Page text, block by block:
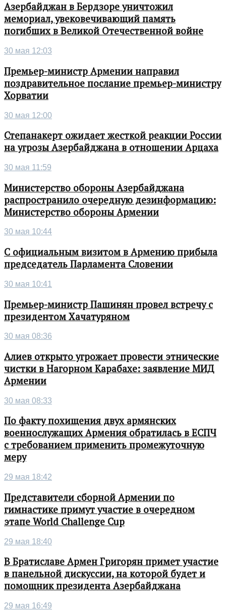
Азербайджан в Бердзоре уничтожил
мемориал, увековечивающий память
погибших в Великой Отечественной войне
30 мая 12:03
Премьер-министр Армении направил
поздравительное послание премьер-министру
Хорватии
30 мая 12:00
Степанакерт ожидает жесткой реакции России
на угрозы Азербайджана в отношении Арцаха
30 мая 11:59
Министерство обороны Азербайджана
распространило очередную дезинформацию:
Министерство обороны Армении
30 мая 10:44
С официальным визитом в Армению прибыла
председатель Парламента Словении
30 мая 10:41
Премьер-министр Пашинян провел встречу с
президентом Хачатуряном
30 мая 08:36
Алиев открыто угрожает провести этнические
чистки в Нагорном Карабахе: заявление МИД
Армении
30 мая 08:33
По факту похищения двух армянских
военнослужащих Армения обратилась в ЕСПЧ
с требованием применить промежуточную
меру
29 мая 18:42
Представители сборной Армении по
гимнастике примут участие в очередном
этапе World Challenge Cup
29 мая 18:40
В Братиславе Армен Григорян примет участие
в панельной дискуссии, на которой будет и
помощник президента Азербайджана
29 мая 16:49